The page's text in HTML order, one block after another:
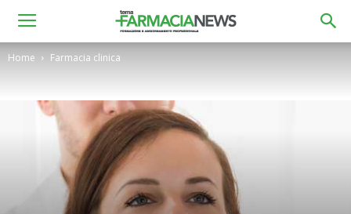
Home Farmacia clinica